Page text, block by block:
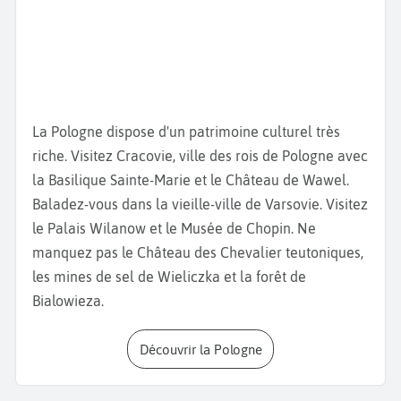
et poètes polonais sont enterrés. Visitez le musée
d’art populaire et prenez une photo de laTour de
l’Hôtel de ville.Admirez la beauté de laBasilique
Sainte-Marie,l'un des monuments les plus
emblématiques de la ville.
Baladez-vous, ensuite, dans leparc Planty.Allez
faire un tour à l’exposition de l’usine d’Oskar
Schindleret visitez la
Sortez du centre ville et montez sur le
qui surplombe la ville et offre un
La Pologne dispose d'un patrimoine culturel très
riche. Visitez Cracovie, ville des rois de Pologne avec
la Basilique Sainte-Marie et le Château de Wawel.
Baladez-vous dans la vieille-ville de Varsovie. Visitez
le Palais Wilanow et le Musée de Chopin. Ne
manquez pas le Château des Chevalier teutoniques,
les mines de sel de Wieliczka et la forêt de
Bialowieza.
Découvrir la Pologne